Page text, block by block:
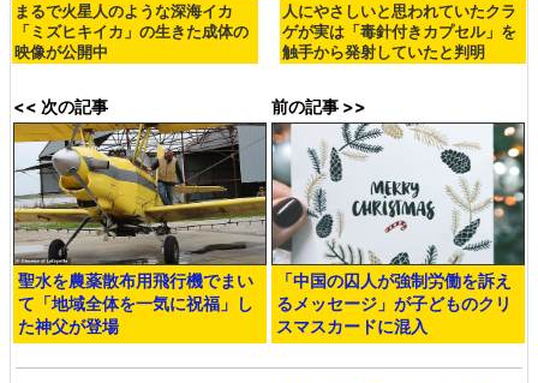
まるで火星人のような深海イカ
「ミズヒキイカ」の生きた成体の
映像が公開中
人にやさしいと思われていたクラ
ゲが実は「毒針付きカプセル」を
触手から発射していたと判明
<< 次の記事
聖水を農薬散布用飛行機でまい
て「地域全体を一気に祝福」し
た神父が登場
前の記事 >>
「中国の囚人が強制労働を訴え
るメッセージ」が子どものクリ
スマスカードに混入